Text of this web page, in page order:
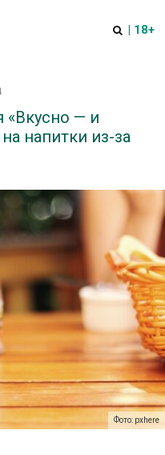
| 18+
«Вкусно — и
напитки из-за
Фото: pxhere